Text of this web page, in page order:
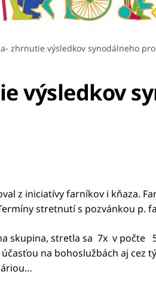
zhrnutie výsledkov synodálneho
výsledkov
z iniciatívy farníkov i kňaza.
stretnutí s pozvánkou p.
skupina, stretla sa 7x v počte
na bohoslužbách aj cez